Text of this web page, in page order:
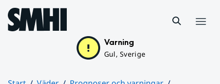
Hoppa till sidans innehåll
Varning
Gul, Sverige